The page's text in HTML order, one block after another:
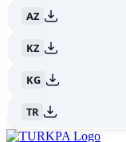
AZ
KZ
KG
TR